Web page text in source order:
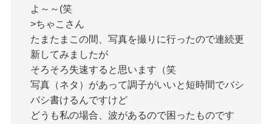
よ～～(笑
>ちゃこさん
たまたまこの間、写真を撮りに行ったので連続更
新してみましたが
そろそろ失速すると思います（笑
写真（ネタ）があって調子がいいと短時間でバシ
バシ書けるんですけど
どうも私の場合、波があるので困ったものです